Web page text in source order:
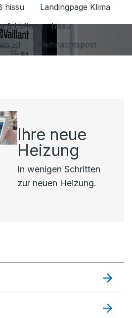
umschalten
hissu
Landingpage Klima
& Lüftung - hissu
HI
Weihnachtspost
Ihre neue
Heizung
In wenigen Schritten
zur neuen Heizung.